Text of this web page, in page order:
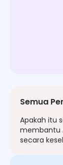
Semua
Apakah itu
membantu
secara